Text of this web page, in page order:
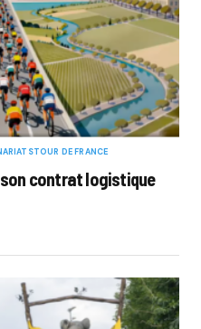
TOUR DE FRANCE
contrat logistique